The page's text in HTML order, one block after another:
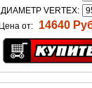
ДИАМЕТР VERTEX:
Цена от:
14640